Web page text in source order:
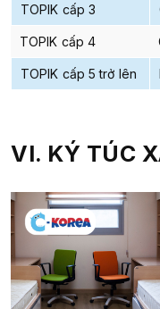
TOPIK cấp 3
TOPIK cấp 4
TOPIK cấp 5 trở lên
VI. KÝ TÚC